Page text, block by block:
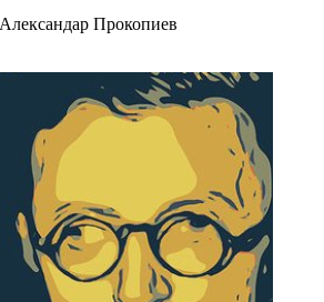
Александар Прокопиев